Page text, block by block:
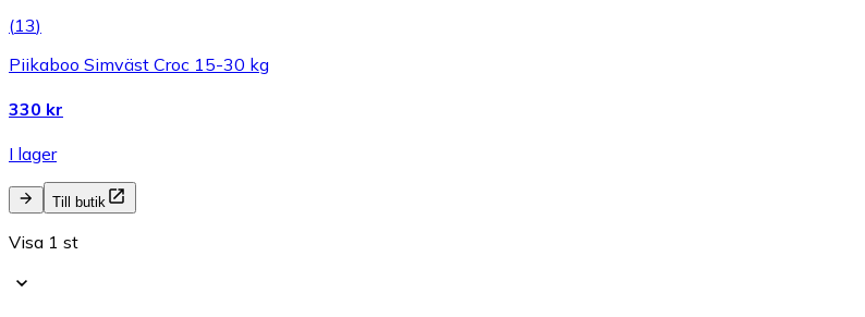
(13)
Piikaboo Simväst Croc 15-30 kg
330 kr
I lager
Till butik
Visa 1 st